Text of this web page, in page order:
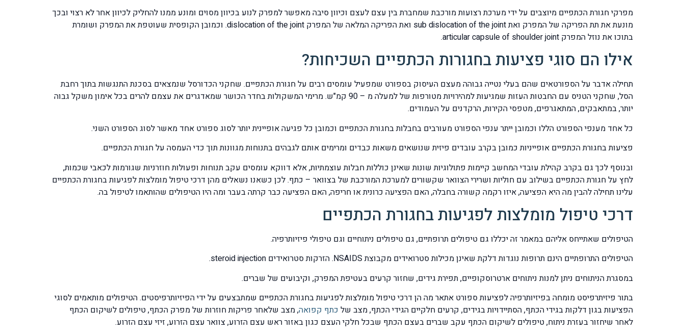
מפרקי חגורת הכתפיים מיוצבים על ידי מערכת רצועות מורכבת שמחברת בין עצם לעצם וכיוון סיבה מאפשר למפרק לנוע בכיוון מסוים ומונע ממנו להחליק לכיוון אחר לא רצוי ובכך
מונעת את תת הפריקה של המפרק ואת sub dislocation of the joint ואת הפריקה המלאה של המפרק dislocation of the joint. וכמובן הקופסית שעוטפת את המפרק ושומרת
בתוכו את נוזל המפרק articular capsule of shoulder joint.
אילו הם סוגי פציעות בחגורות הכתפיים השכיחות?
תחילה אדבר על הספורטאים שהם בעלי נטייה גבוהה מעצם העיסוק בספורט שמפעיל עומסים רבים על חגורת הכתפיים. שחקני הכדורסל שנמצאים בסכנת התנגשות בתוך רחבת
הסל, שחקני הטניס עם החבטות העזות שמגיעות למהירויות מטורפות של למעלה מ – 90 קמ"ש. מרימי המשקולות בחדר הכושר שמאדגרים את עצמם להרים בכל אימון משקל גבוה
יותר, במתאבקים, המתאגרפים, מטפסי הקירות, הרקדנים על העמודים.
כל אחד מענפי הספורט הללו וכמובן ייתר ענפי הספורט מעורבים בחבלות בחגורת הכתפיים וכמובן כל פגיעה אופיינית יותר לסוג ספורט אחד מאשר לסוג הספורט השני.
פציעות בחגורת הכתפיים אופייניות כמובן בקרב עובדים פיזית שנושאים משאות כבדים ומרימים אותם לגבהים בתנוחות מגוונות תוך כדי העמסה על חגורת הכתפיים.
ובנוסף לכך גם בקרב קהילת עובדי המחשב קיימות פתולוגיות שונות שאינן כוללות חבלות עוצמתיות, אלא דווקא עומסים עקב תנוחות ופעולות חוזרניות שגורמות לכאבי שכמות,
לחץ על חגורת הכתפיים בשילוב עם חוליות ושרירי הצוואר שקשורים למערכת המורכבת של בצוואר – כתף. לכן כשאנו נשאלים מהן דרכי טיפול מומלצות לפגיעות בחגורת הכתפיים
עלינו תחילה להבין מה היא הפציעה, איזו רקמה קשורה בחבלה, האם הפציעה כרונית או חריפה, האם הפציעה כבר קרתה בעבר ומה היו הטיפולים שהותאמו לטיפול בה.
דרכי טיפול מומלצות לפגיעות בחגורת הכתפיים
הטיפולים שאתייחס אליהם במאמר זה יכללו גם טיפולים תרופתיים, גם טיפולים ניתוחיים וגם טיפולי פיזיותרפיה.
הטיפולים התרופתיים הינם תרופות נוגדות דלקת שאינן מכילות סטרואידים מקבוצת NSAIDS. הזרקות סטרואידים steroid injection.
במסגרת הניתוחים ניתן למנות ניתוחים ארטרוסקופיים, תפירת גידים, שחזור קרעים בעטיפת המפרק, וקיבועים של שברים.
בתור פיזיתרפיסט מומחה בפיזיותרפיה לפציעות ספורט אתאר מה הן דרכי טיפול מומלצות לפגיעות בחגורת הכתפיים שמתבצעים על ידי הפיזיותרפיסטים. הטיפולים מותאמים לסוגי
הפציעות בגון דלקות בגידי הכתף, הסתיידויות בגידים, קרעים חלקיים הגידי הכתף, מצב של כתף קפואה, מצב שלאחר פריקות חוזרות של מפרק הכתף, טיפולים לשיקום הכתף
לאחר שיחזור בעזרת ניתוח, טיפולים לשיקום הכתף עקב שברים בעצם הכתף שבכל חלקי העצם כגון באזור ראש עצם הזרוע, צוואר עצם הזרוע, זיזי עצם הזרוע.